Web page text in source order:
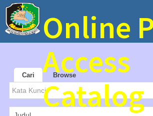
Online
Access
Catalog
Cari Browse